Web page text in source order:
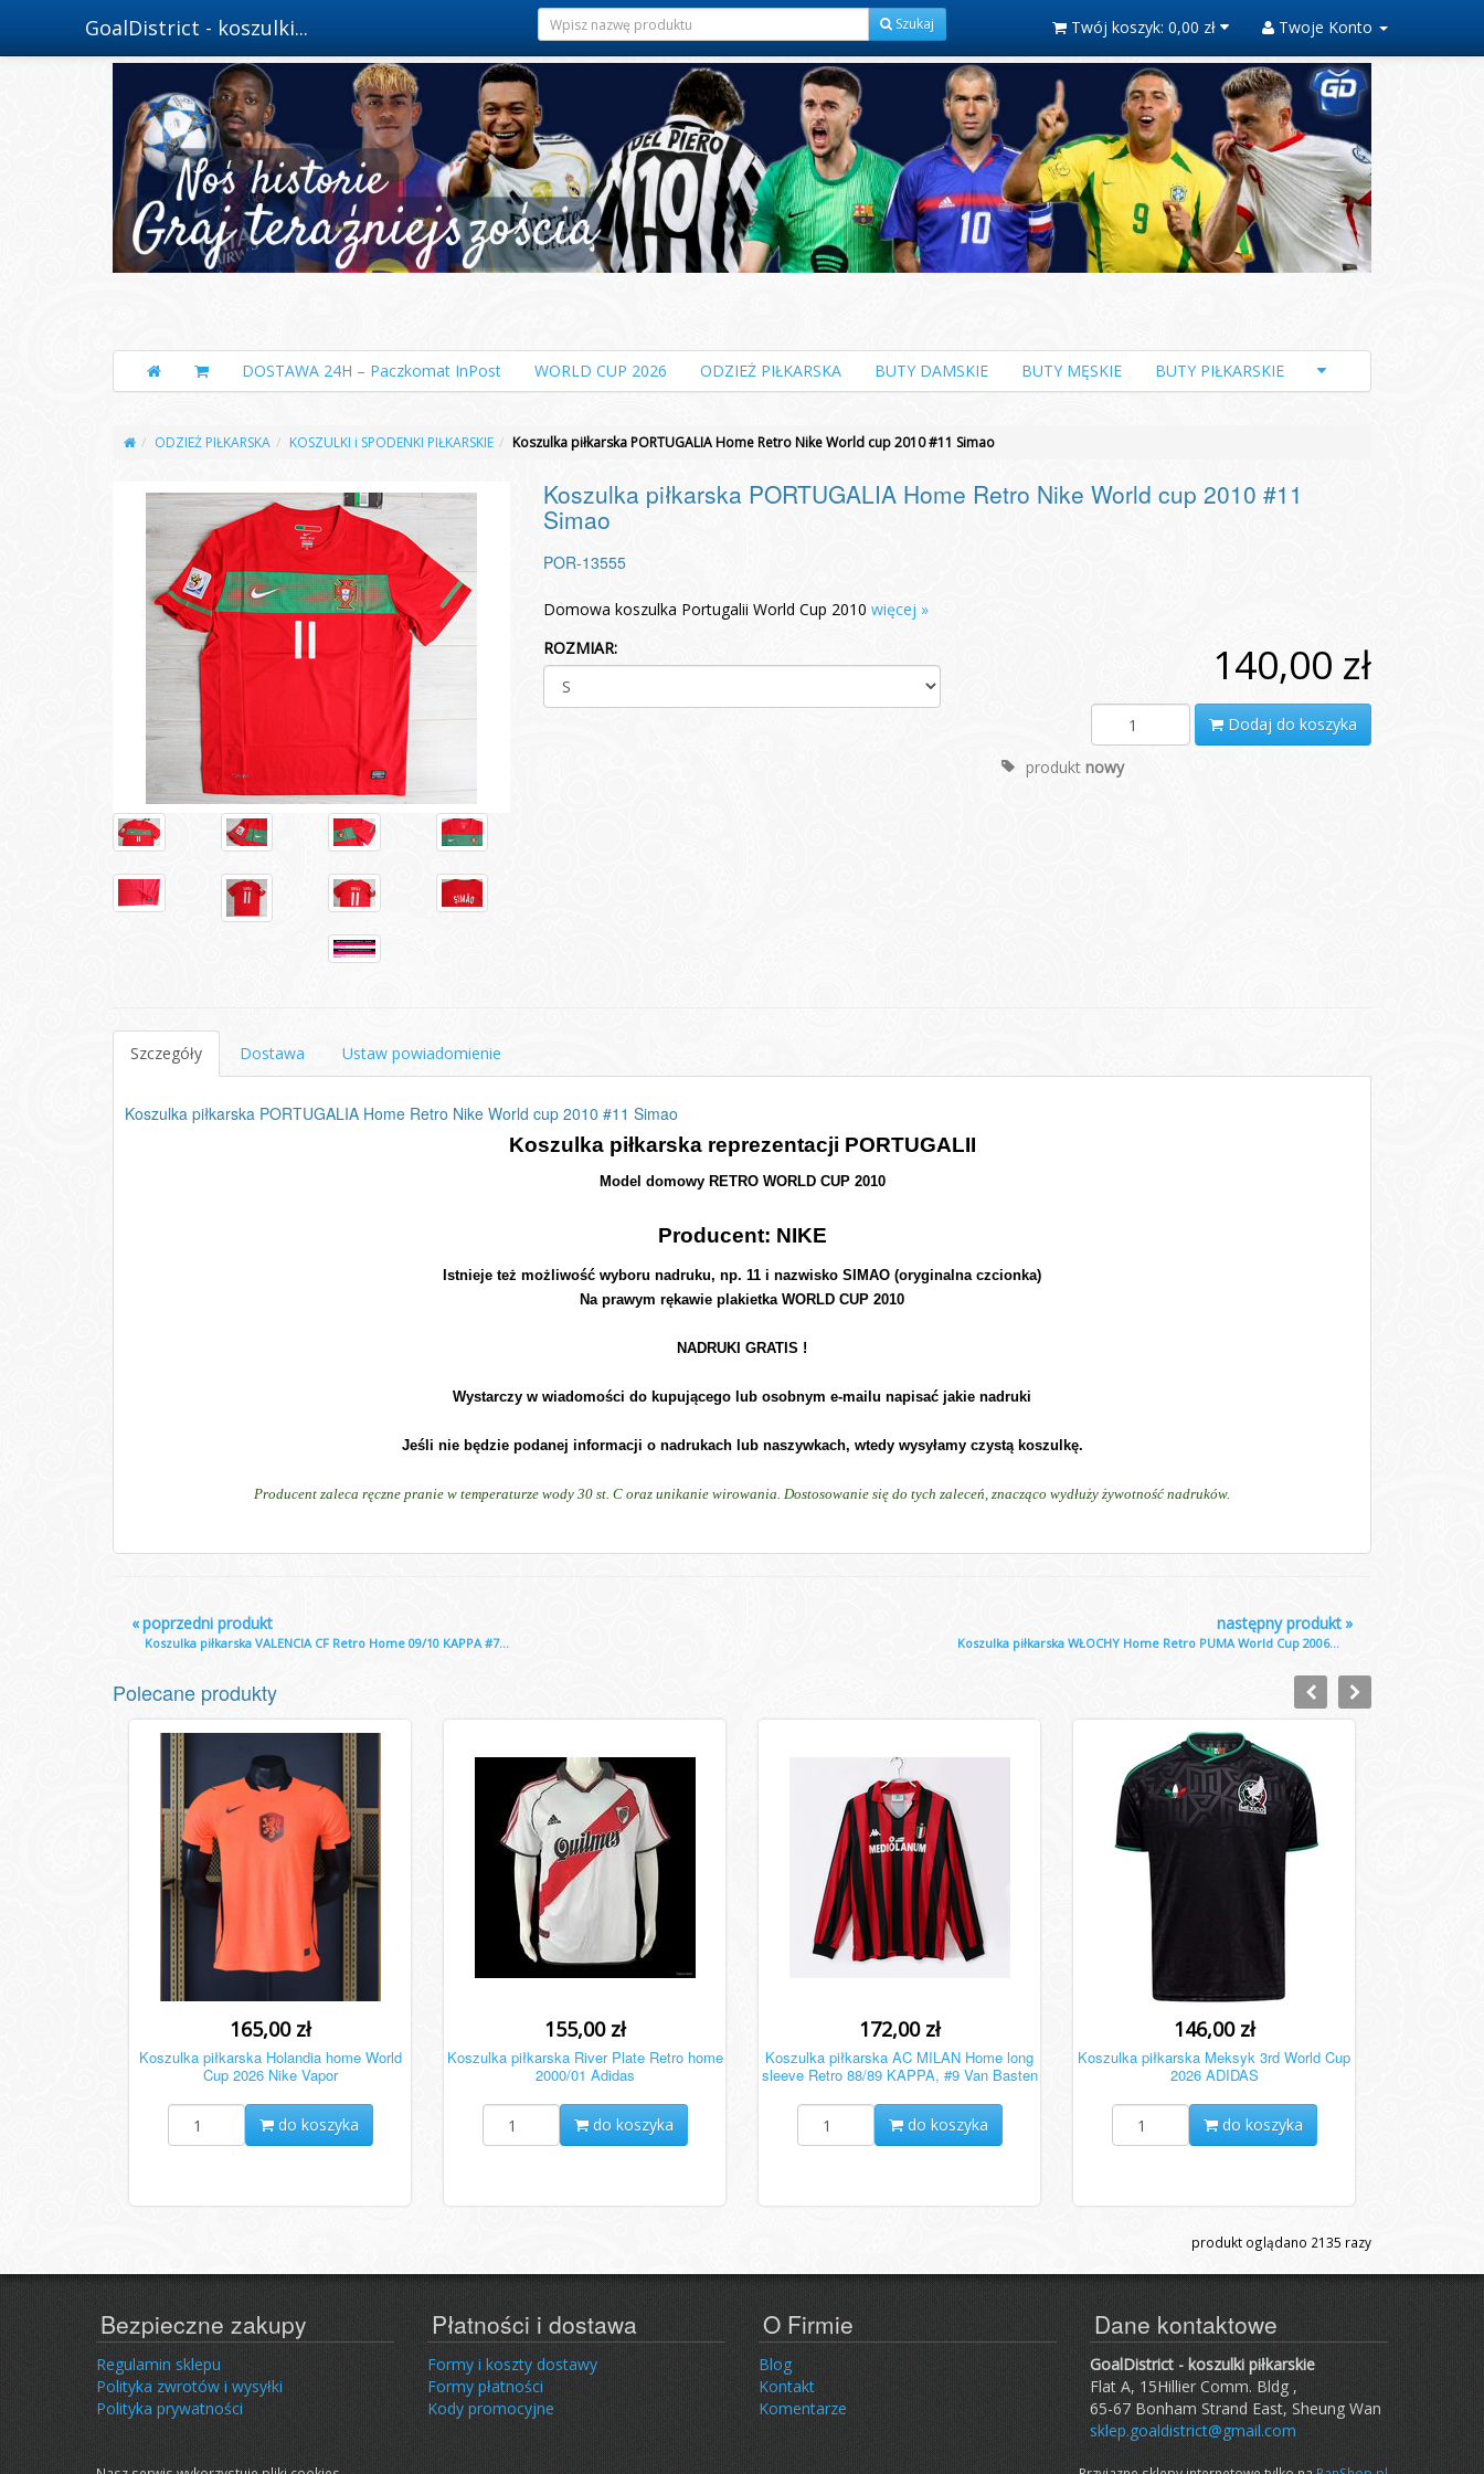
GoalDistrict - koszulki... Szukaj Twój koszyk: 0,00 zł Twoje Konto
DOSTAWA 24H – Paczkomat InPost WORLD CUP 2026 ODZIEŻ PIŁKARSKA BUTY DAMSKIE BUTY MĘSKIE BUTY PIŁKARSKIE
ODZIEŻ PIŁKARSKA KOSZULKI i SPODENKI PIŁKARSKIE Koszulka piłkarska PORTUGALIA Home Retro Nike World cup 2010 #11 Simao
Koszulka piłkarska PORTUGALIA Home Retro Nike World cup 2010 #11
Simao
POR-13555
Domowa koszulka Portugalii World Cup 2010 więcej »
ROZMIAR:
140,00 zł
Dodaj do koszyka
produkt nowy
Szczegóły Dostawa Ustaw powiadomienie
Koszulka piłkarska PORTUGALIA Home Retro Nike World cup 2010 #11 Simao
Koszulka piłkarska reprezentacji PORTUGALII
Model domowy RETRO WORLD CUP 2010
Producent: NIKE
Istnieje też możliwość wyboru nadruku, np. 11 i nazwisko SIMAO (oryginalna czcionka)
Na prawym rękawie plakietka WORLD CUP 2010
NADRUKI GRATIS !
Wystarczy w wiadomości do kupującego lub osobnym e-mailu napisać jakie nadruki
Jeśli nie będzie podanej informacji o nadrukach lub naszywkach, wtedy wysyłamy czystą koszulkę.
Producent zaleca ręczne pranie w temperaturze wody 30 st. C oraz unikanie wirowania. Dostosowanie się do tych zaleceń, znacząco wydłuży żywotność nadruków.
«poprzedni produkt
Koszulka piłkarska VALENCIA CF Retro Home 09/10 KAPPA #7...
»
następny produkt
Koszulka piłkarska WŁOCHY Home Retro PUMA World Cup 2006...
Polecane produkty
165,00 zł
Koszulka piłkarska Holandia home World
Cup 2026 Nike Vapor
do koszyka
155,00 zł
Koszulka piłkarska River Plate Retro home
2000/01 Adidas
do koszyka
172,00 zł
Koszulka piłkarska AC MILAN Home long
sleeve Retro 88/89 KAPPA, #9 Van Basten
do koszyka
146,00 zł
Koszulka piłkarska Meksyk 3rd World Cup
2026 ADIDAS
do koszyka
produkt oglądano 2135 razy
Bezpieczne zakupy
Regulamin sklepu
Polityka zwrotów i wysyłki
Polityka prywatności
Płatności i dostawa
Formy i koszty dostawy
Formy płatności
Kody promocyjne
O Firmie
Blog
Kontakt
Komentarze
Dane kontaktowe
GoalDistrict - koszulki piłkarskie
Flat A, 15Hillier Comm. Bldg ,
65-67 Bonham Strand East, Sheung Wan
sklep.goaldistrict@gmail.com